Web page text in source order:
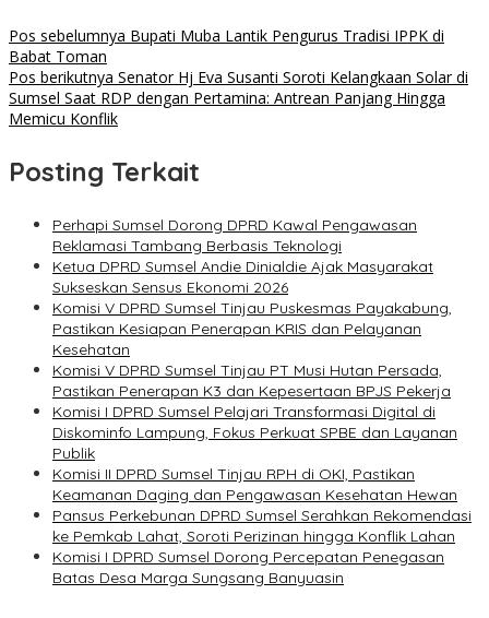
Pos sebelumnya Bupati Muba Lantik Pengurus Tradisi IPPK di
Babat Toman
Pos berikutnya Senator Hj Eva Susanti Soroti Kelangkaan Solar di
Sumsel Saat RDP dengan Pertamina: Antrean Panjang Hingga
Memicu Konflik
Posting Terkait
Perhapi Sumsel Dorong DPRD Kawal Pengawasan
Reklamasi Tambang Berbasis Teknologi
Ketua DPRD Sumsel Andie Dinialdie Ajak Masyarakat
Sukseskan Sensus Ekonomi 2026
Komisi V DPRD Sumsel Tinjau Puskesmas Payakabung,
Pastikan Kesiapan Penerapan KRIS dan Pelayanan
Kesehatan
Komisi V DPRD Sumsel Tinjau PT Musi Hutan Persada,
Pastikan Penerapan K3 dan Kepesertaan BPJS Pekerja
Komisi I DPRD Sumsel Pelajari Transformasi Digital di
Diskominfo Lampung, Fokus Perkuat SPBE dan Layanan
Publik
Komisi II DPRD Sumsel Tinjau RPH di OKI, Pastikan
Keamanan Daging dan Pengawasan Kesehatan Hewan
Pansus Perkebunan DPRD Sumsel Serahkan Rekomendasi
ke Pemkab Lahat, Soroti Perizinan hingga Konflik Lahan
Komisi I DPRD Sumsel Dorong Percepatan Penegasan
Batas Desa Marga Sungsang Banyuasin